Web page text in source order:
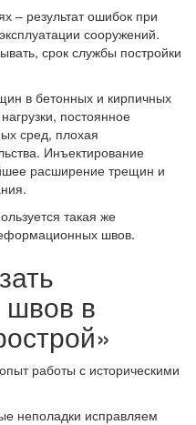
– результат ошибок при
сооружений.
срок службы постройки
в бетонных и кирпичных
постоянное
сред, плохая
Инъектирование
расширение трещин и
такая же
швов.
швов в
работы с историческими
неполадки исправляем